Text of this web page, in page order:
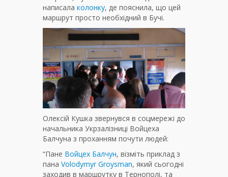
написала колонку, де пояснила, що цей
маршрут просто необхідний в Бучі.
Олексій Кушка звернувся в соцмережі до
начальника Укрзалізниці Войцеха
Балчуна з проханням почути людей:
“Пане Войцех Балчун, візміть приклад з
пана Volodymyr Groysman, який сьогодні
заходив в маршрутку в Тернополі, та